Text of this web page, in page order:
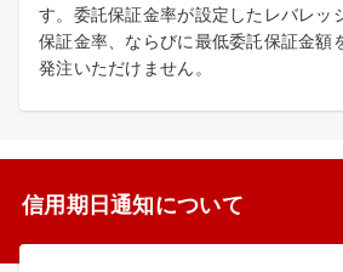
す。委託保証金率が設定したレバレッ
保証金率、ならびに最低委託保証金額
発注いただけません。
信用期日通知について